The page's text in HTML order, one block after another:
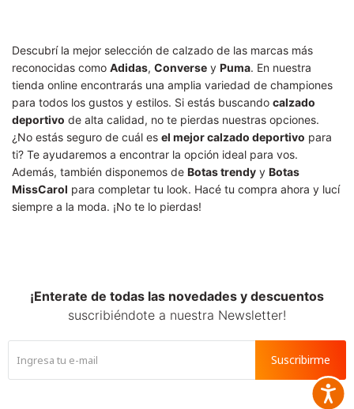
Descubrí la mejor selección de calzado de las marcas más
reconocidas como Adidas, Converse y Puma. En nuestra
tienda online encontrarás una amplia variedad de championes
para todos los gustos y estilos. Si estás buscando calzado
deportivo de alta calidad, no te pierdas nuestras opciones.
¿No estás seguro de cuál es el mejor calzado deportivo para
ti? Te ayudaremos a encontrar la opción ideal para vos.
Además, también disponemos de Botas trendy y Botas
MissCarol para completar tu look. Hacé tu compra ahora y lucí
siempre a la moda. ¡No te lo pierdas!
¡Enterate de todas las novedades y descuentos
suscribiéndote a nuestra Newsletter!
Suscribirme